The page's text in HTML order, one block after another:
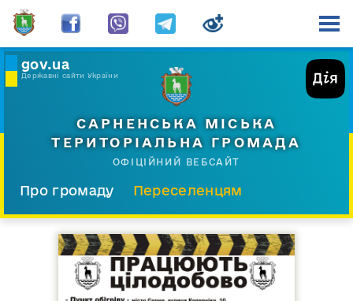
gov.ua
Державні сайти України
САРНЕНСЬКА МІСЬКА
ТЕРИТОРІАЛЬНА ГРОМАДА
ОФІЦІЙНИЙ ВЕБСАЙТ
Про громаду
Переселенцям
Прес-центр